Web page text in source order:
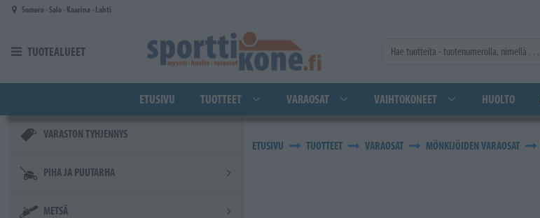
Siirry pääsisältöön
Somero - Salo - Kaarina - Lahti
TUOTEALUEET
ETUSIVU TUOTTEET VARAOSAT VAIHTOKONEET HUOLTO
VARASTON TYHJENNYS
PIHA JA PUUTARHA
METSÄ
ETUSIVU TUOTTEET VARAOSAT MÖNKIJÖIDEN VARAOSAT